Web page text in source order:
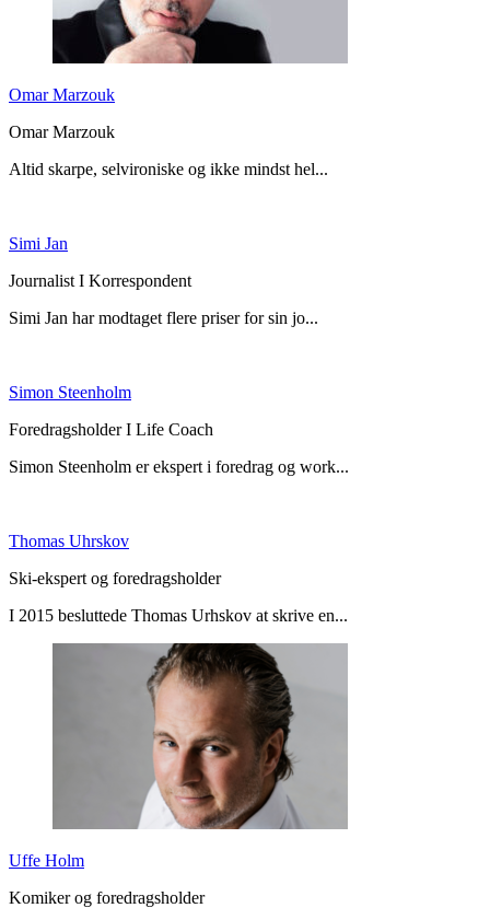
Omar Marzouk
Omar Marzouk
Altid skarpe, selvironiske og ikke mindst hel...
Simi Jan
Journalist I Korrespondent
Simi Jan har modtaget flere priser for sin jo...
Simon Steenholm
Foredragsholder I Life Coach
Simon Steenholm er ekspert i foredrag og work...
Thomas Uhrskov
Ski-ekspert og foredragsholder
I 2015 besluttede Thomas Urhskov at skrive en...
Uffe Holm
Komiker og foredragsholder